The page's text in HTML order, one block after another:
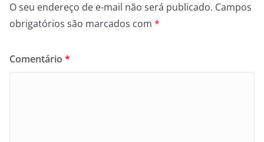
O seu endereço de e-mail não será publicado. Campos
obrigatórios são marcados com *
Comentário *